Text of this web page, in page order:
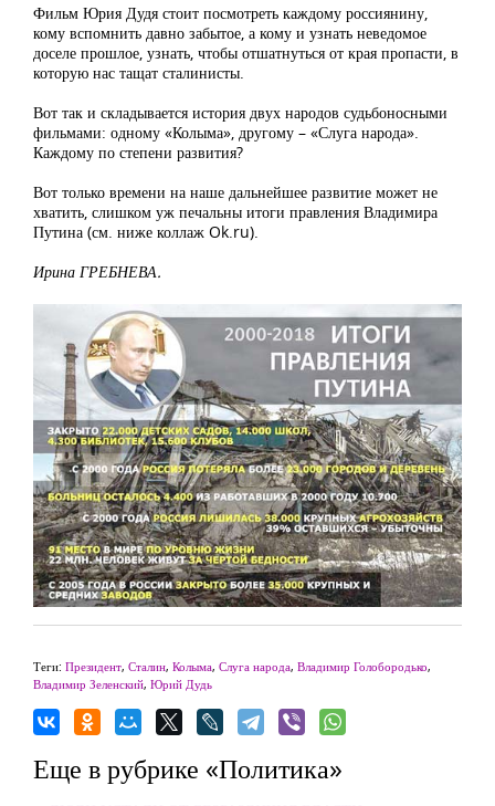
Фильм Юрия Дудя стоит посмотреть каждому россиянину,
кому вспомнить давно забытое, а кому и узнать неведомое
доселе прошлое, узнать, чтобы отшатнуться от края пропасти, в
которую нас тащат сталинисты.
Вот так и складывается история двух народов судьбоносными
фильмами: одному «Колыма», другому – «Слуга народа».
Каждому по степени развития?
Вот только времени на наше дальнейшее развитие может не
хватить, слишком уж печальны итоги правления Владимира
Путина (см. ниже коллаж Ok.ru).
Ирина ГРЕБНЕВА.
Теги: Президент, Сталин, Колыма, Слуга народа, Владимир Голобородько,
Владимир Зеленский, Юрий Дудь
Еще в рубрике «Политика»